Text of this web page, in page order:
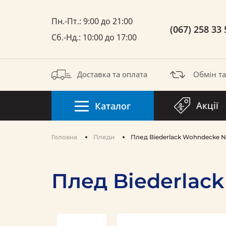
Пн.-Пт.: 9:00 до 21:00
Сб.-Нд.: 10:00 до 17:00
(067) 258 33
Доставка та оплата Обмін
Каталог Акції
Головна Пледи Плед Biederlack Wohndecke
Плед